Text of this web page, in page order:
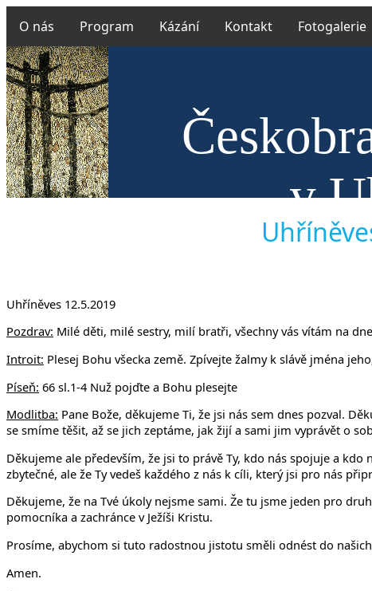
O nás Program Kázání Kontakt Fotogalerie
v
Uhříněves 12.5.2019
Pozdrav: Milé děti, milé sestry, milí bratři, všechny vás vítám na
Introit: Plesej Bohu všecka země. Zpívejte žalmy k slávě jména
Píseň: 66 sl.1-4 Nuž pojďte a Bohu plesejte
Modlitba: Pane Bože, děkujeme Ti, že jsi nás sem dnes pozval.
se smíme těšit, až se jich zeptáme, jak žijí a sami jim vyprávět o
Děkujeme ale především, že jsi to právě Ty, kdo nás spojuje a
zbytečné, ale že Ty vedeš každého z nás k cíli, který jsi pro nás
Děkujeme, že na Tvé úkoly nejsme sami. Že tu jsme jeden pro
pomocníka a zachránce v Ježíši Kristu.
Prosíme, abychom si tuto radostnou jistotu směli odnést do
Amen.